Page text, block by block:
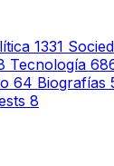
1331
Tecnología
64 Biografías
8